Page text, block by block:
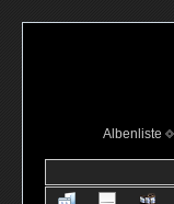
Albenliste